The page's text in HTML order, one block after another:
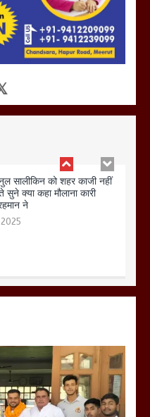
सालीकिन को शहर काजी नहीं
ने
से परेशान होकर बागपत में एक संत
आमरण अनशन की चेतावनी